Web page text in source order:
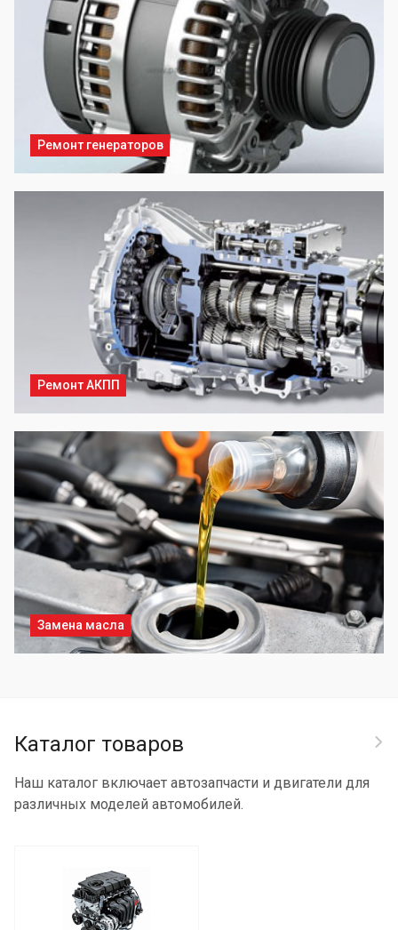
Ремонт генераторов
Ремонт АКПП
Замена масла
Каталог товаров
Наш каталог включает автозапчасти и двигатели для
различных моделей автомобилей.